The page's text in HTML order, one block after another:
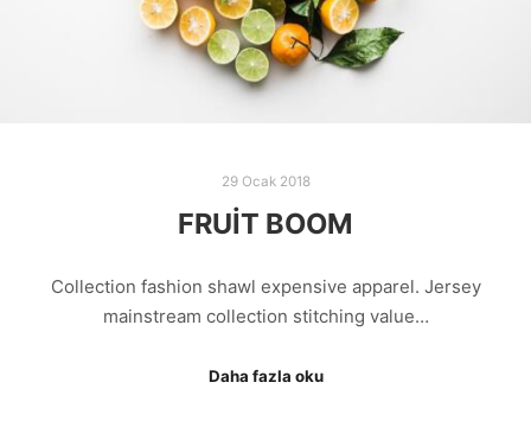
29 Ocak 2018
FRUIT BOOM
Collection fashion shawl expensive apparel. Jersey
mainstream collection stitching value…
Daha fazla oku